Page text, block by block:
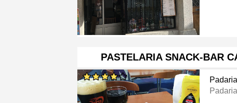
PASTELARIA SNACK-BAR
Padaria
Padaria